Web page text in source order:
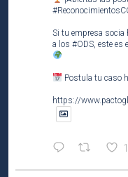
Si tu empresa socia
a los #ODS, este es
Postula tu caso
https://
1